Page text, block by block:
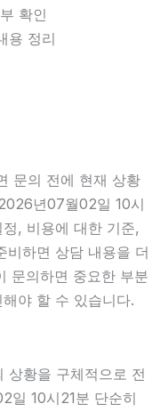
확인
용 정리
문의 전에 현재 상황
년07월02일 10시
, 비용에 대한 기준,
비하면 상담 내용을 더
문의하면 중요한 부분
야 할 수 있습니다.
상황을 구체적으로 전
일 10시21분 단순히